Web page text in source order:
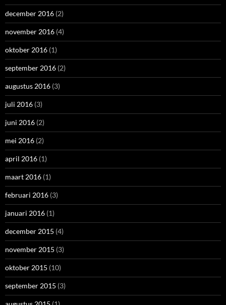
december 2016 (2)
november 2016 (4)
oktober 2016 (1)
september 2016 (2)
augustus 2016 (3)
juli 2016 (3)
juni 2016 (2)
mei 2016 (2)
april 2016 (1)
maart 2016 (1)
februari 2016 (3)
januari 2016 (1)
december 2015 (4)
november 2015 (3)
oktober 2015 (10)
september 2015 (3)